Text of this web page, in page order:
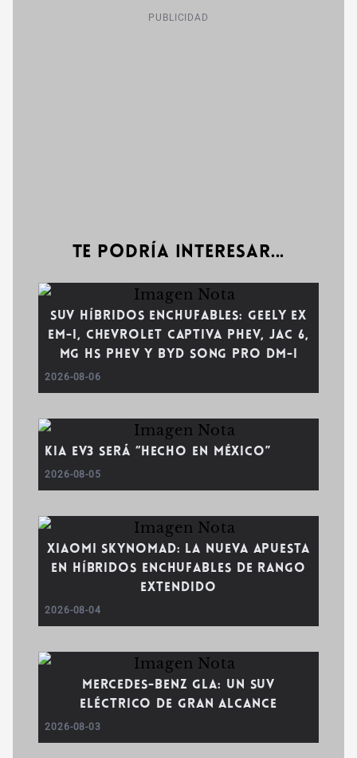
PUBLICIDAD
Te podría interesar...
SUV híbridos enchufables: Geely EX
EM-i, Chevrolet Captiva PHEV, JAC 6,
MG HS PHEV y BYD Song Pro DM-i
2026-08-06
Kia EV3 será “Hecho en México”
2026-08-05
Xiaomi SkyNomad: la nueva apuesta
en híbridos enchufables de rango
extendido
2026-08-04
Mercedes-Benz GLA: un SUV
eléctrico de gran alcance
2026-08-03